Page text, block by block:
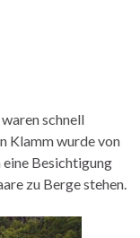
waren schnell
Klamm wurde von
Besichtigung
zu Berge stehen.